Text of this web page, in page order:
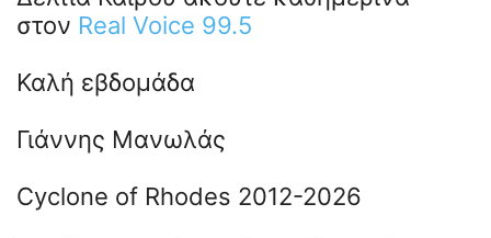
στον Real Voice 99.5
Καλή εβδομάδα
Γιάννης Μανωλάς
Cyclone of Rhodes 2012-2026